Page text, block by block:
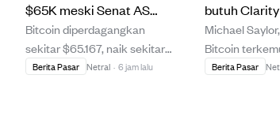
$65K meski Senat AS
tunda voting CLARITY Act,
tunjukkan ketahanan
bukan lonjakan.
Bitcoin diperdagangkan
sekitar $65.167, naik sekitar
1,4% setelah Senat AS
Berita Pasar Netral · 6 jam lalu
butuh
tertunda
Michael
Bitcoin
menyatakan
Berita Pasar